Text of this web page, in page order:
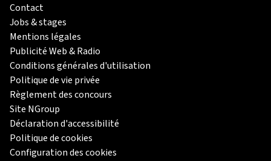
Contact
Jobs & stages
Mentions légales
Publicité Web & Radio
Conditions générales d'utilisation
Politique de vie privée
Règlement des concours
Site NGroup
Déclaration d'accessibilité
Politique de cookies
Configuration des cookies